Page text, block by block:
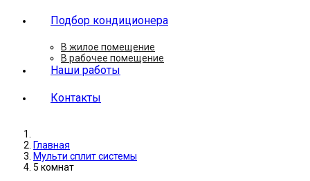
Подбор кондиционера
В жилое помещение
В рабочее помещение
Наши работы
Контакты
Главная
Мульти сплит системы
5 комнат